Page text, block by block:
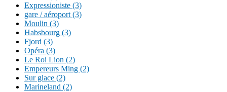
Expressioniste (3)
gare / aéroport (3)
Moulin (3)
Habsbourg (3)
Fjord (3)
Opéra (3)
Le Roi Lion (2)
Empereurs Ming (2)
Sur glace (2)
Marineland (2)